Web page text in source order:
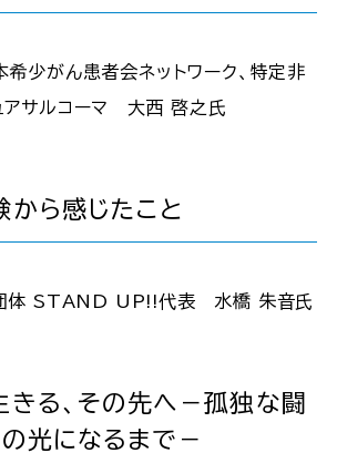
少がん患者会ネットワーク、特定非
アサルコーマ 大西 啓之氏
から感じたこと
体 STAND UP!!代表 水橋 朱音氏
きる、その先へ－孤独な闘
光になるまで－